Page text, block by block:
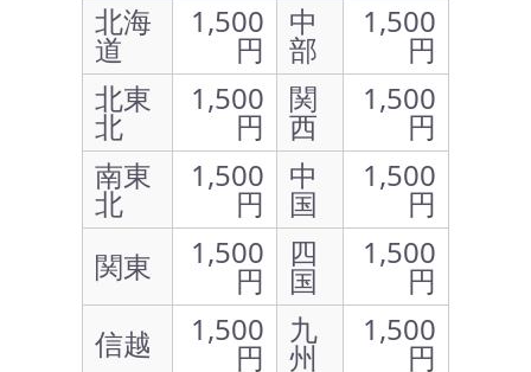
北海
道
1,500
円
中
部
1,500
円
北東
北
1,500
円
関
西
1,500
円
南東
北
1,500
円
中
国
1,500
円
関東
1,500
円
四
国
1,500
円
信越
1,500
円
九
州
1,500
円